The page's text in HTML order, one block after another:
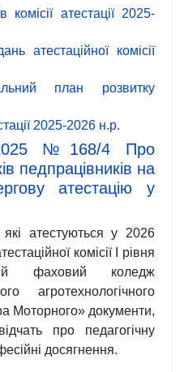
атестації 2025-
атестаційної комісії
план розвитку
2025-2026 н.р.
№168/4 Про
педпрацівників на
атестацію у
які атестуються у 2026
комісії І рівня
фаховий коледж
агротехнологічного
Моторного» документи,
про педагогічну
досягнення.